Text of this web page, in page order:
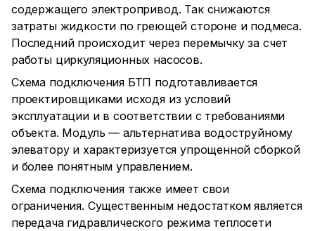
содержащего электропривод. Так снижаются
затраты жидкости по греющей стороне и подмеса.
Последний происходит через перемычку за счет
работы циркуляционных насосов.
Схема подключения БТП подготавливается
проектировщиками исходя из условий
эксплуатации и в соответствии с требованиями
объекта. Модуль — альтернатива водоструйному
элеватору и характеризуется упрощенной сборкой
и более понятным управлением.
Схема подключения также имеет свои
ограничения. Существенным недостатком является
передача гидравлического режима теплосети